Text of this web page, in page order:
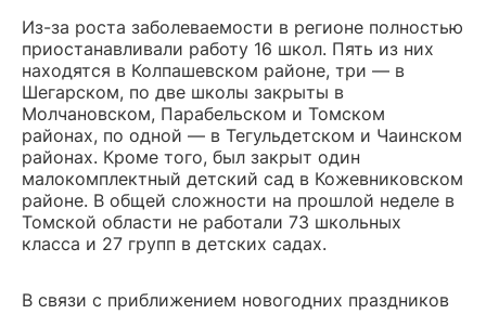
Из-за роста заболеваемости в регионе полностью
приостанавливали работу 16 школ. Пять из них
находятся в Колпашевском районе, три — в
Шегарском, по две школы закрыты в
Молчановском, Парабельском и Томском
районах, по одной — в Тегульдетском и Чаинском
районах. Кроме того, был закрыт один
малокомплектный детский сад в Кожевниковском
районе. В общей сложности на прошлой неделе в
Томской области не работали 73 школьных
класса и 27 групп в детских садах.
В связи с приближением новогодних праздников